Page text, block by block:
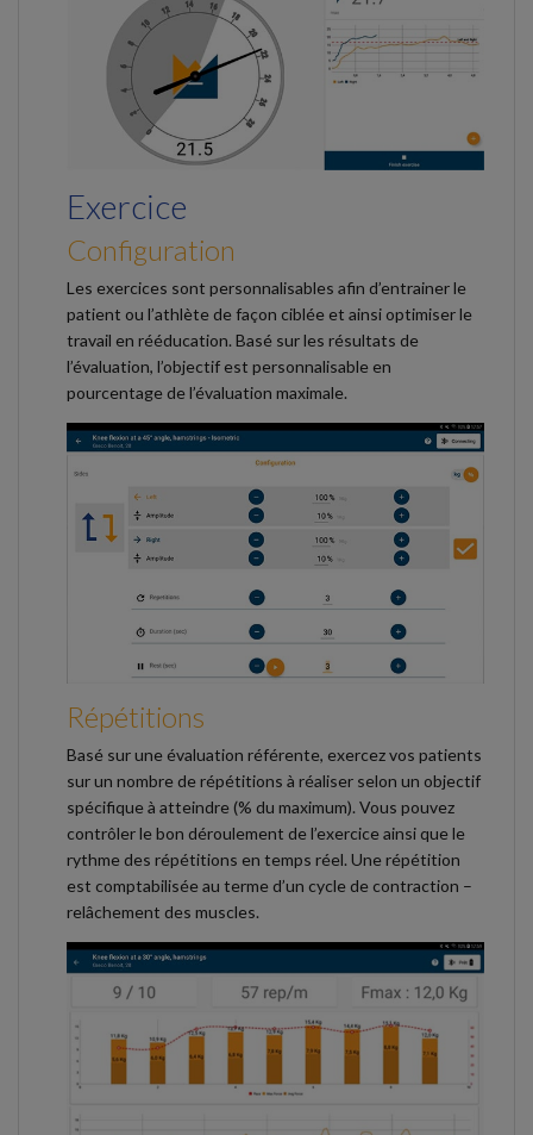
Exercice
Configuration
Les exercices sont personnalisables afin d’entrainer le
patient ou l’athlète de façon ciblée et ainsi optimiser le
travail en rééducation. Basé sur les résultats de
l’évaluation, l’objectif est personnalisable en
pourcentage de l’évaluation maximale.
Répétitions
Basé sur une évaluation référente, exercez vos patients
sur un nombre de répétitions à réaliser selon un objectif
spécifique à atteindre (% du maximum). Vous pouvez
contrôler le bon déroulement de l’exercice ainsi que le
rythme des répétitions en temps réel. Une répétition
est comptabilisée au terme d’un cycle de contraction –
relâchement des muscles.